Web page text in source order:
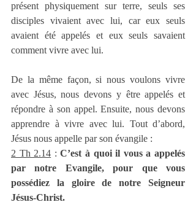
présent physiquement sur terre, seuls ses
disciples vivaient avec lui, car eux seuls
avaient été appelés et eux seuls savaient
comment vivre avec lui.
De la même façon, si nous voulons vivre
avec Jésus, nous devons y être appelés et
répondre à son appel. Ensuite, nous devons
apprendre à vivre avec lui. Tout d’abord,
Jésus nous appelle par son évangile :
2 Th 2.14 : C’est à quoi il vous a appelés
par notre Evangile, pour que vous
possédiez la gloire de notre Seigneur
Jésus-Christ.